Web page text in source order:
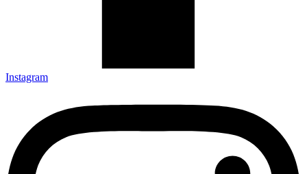
Instagram